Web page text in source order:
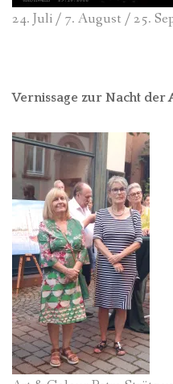
24. Juli / 7. August / 25.
Vernissage zur Nacht der